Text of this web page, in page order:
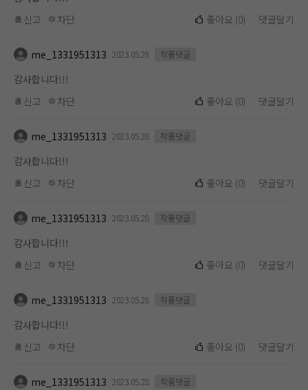
신고
차단 좋아요 (0) 댓글달기
me_1331951313 2023.05.29 작품댓글
감사합니다!!!
신고
차단 좋아요 (0) 댓글달기
me_1331951313 2023.05.28 작품댓글
감사합니다!!!
신고
차단 좋아요 (0) 댓글달기
me_1331951313 2023.05.28 작품댓글
감사합니다!!!
신고
차단 좋아요 (0) 댓글달기
me_1331951313 2023.05.28 작품댓글
감사합니다!!!
신고
차단 좋아요 (0) 댓글달기
me_1331951313 2023.05.28 작품댓글